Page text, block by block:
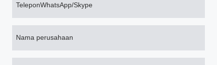
TeleponWhatsApp/Skype
Nama perusahaan